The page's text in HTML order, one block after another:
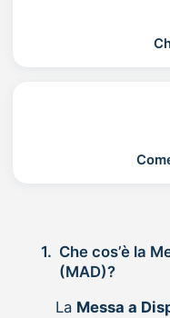
1. Che cos’è la Messa a
(MAD)?
La Messa a